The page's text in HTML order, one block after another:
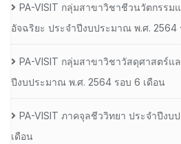
PA-VISIT กลุ่มสาขาวิชาชีวนวัตกรร
อัจฉริยะ ประจำปีงบประมาณ พ.ศ. 2564
PA-VISIT กลุ่มสาขาวิชาวัสดุศาสตร์แ
ปีงบประมาณ พ.ศ. 2564 รอบ 6 เดือน
PA-VISIT ภาคจุลชีววิทยา ประจำปีง
เดือน